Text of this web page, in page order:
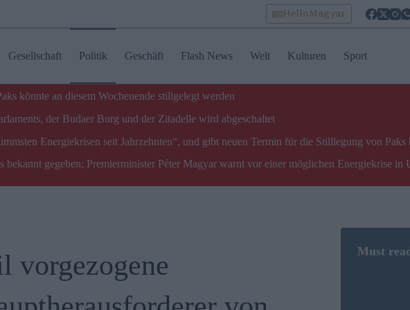
HelloMagyar
Gesellschaft Politik Geschäft Flash News Welt Kulturen Sport
könnte an diesem Wochenende stillgelegt werden
der Budaer Burg und der Zitadelle wird abgeschaltet
Energiekrisen seit Jahrzehnten“, und gibt neuen Termin für die Stilllegung von Paks
gegeben; Premierminister Péter Magyar warnt vor einer möglichen Energiekrise in
vorgezogene